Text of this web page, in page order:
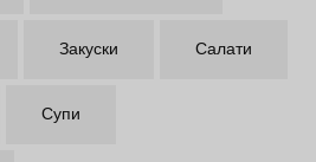
Закуски Салати
Супи